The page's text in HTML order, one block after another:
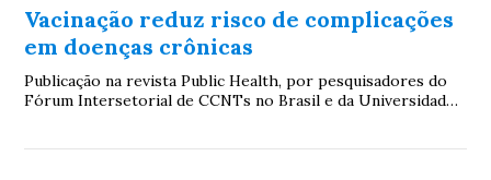
Vacinação reduz risco de complicações
em doenças crônicas
Publicação na revista Public Health, por pesquisadores do
Fórum Intersetorial de CCNTs no Brasil e da Universidade